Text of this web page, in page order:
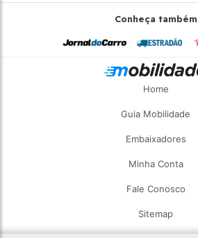
Conheça também
Home
Guia Mobilidade
Embaixadores
Minha Conta
Fale Conosco
Sitemap